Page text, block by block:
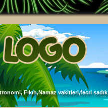
Fıkıh,Namaz vakitleri,fecri sadık